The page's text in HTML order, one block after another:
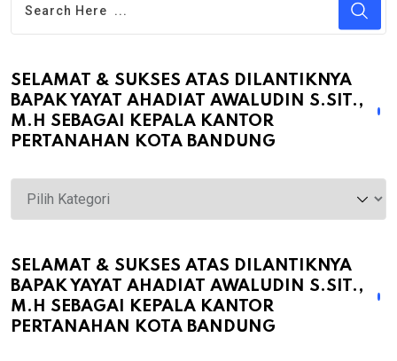
SELAMAT & SUKSES ATAS DILANTIKNYA
BAPAK YAYAT AHADIAT AWALUDIN S.SIT.,
M.H SEBAGAI KEPALA KANTOR
PERTANAHAN KOTA BANDUNG
Selamat
&
atas
Dilantiknya
Bapak
SELAMAT & SUKSES ATAS DILANTIKNYA
BAPAK YAYAT AHADIAT AWALUDIN S.SIT.,
M.H SEBAGAI KEPALA KANTOR
PERTANAHAN KOTA BANDUNG